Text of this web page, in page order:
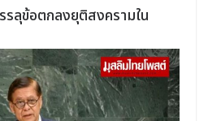
ลุข้อตกลงยุติสงครามใน